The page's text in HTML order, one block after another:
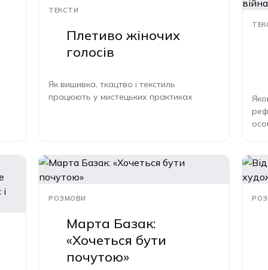
ТЕКСТИ
Плетиво жіночих
голосів
Як вишивка, ткацтво і текстиль
працюють у мистецьких практиках
РОЗМОВИ
Марта Базак:
«Хочеться бути
почутою»